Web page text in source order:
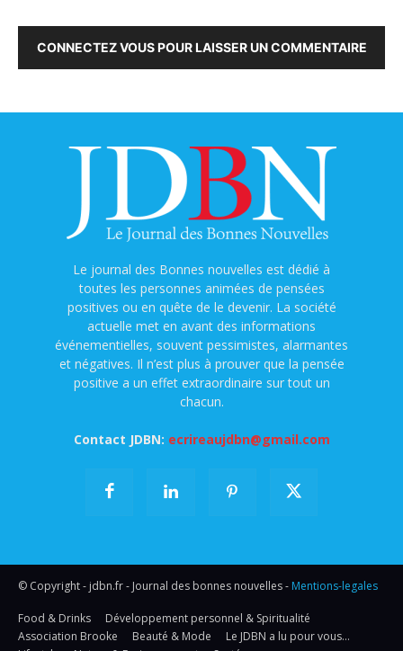
CONNECTEZ VOUS POUR LAISSER UN COMMENTAIRE
Le journal des Bonnes nouvelles est dédié à
toutes les personnes animées de pensées
positives ou en quête de le devenir. La société
actuelle met en avant des informations
événementielles, souvent pessimistes, alarmantes
et négatives. Il n’est plus à prouver que la pensée
positive a un effet extraordinaire sur tout un
chacun.
Contact JDBN: ecrireaujdbn@gmail.com
© Copyright - jdbn.fr - Journal des bonnes nouvelles - Mentions-legales
Food & Drinks
Développement personnel & Spiritualité
Association Brooke
Beauté & Mode
Le JDBN a lu pour vous…